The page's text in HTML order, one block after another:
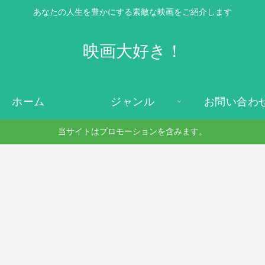
あなたの人生を豊かにする素敵な映画をご紹介します
映画大好き！
ホーム ジャンル お問い合わ
当サイトはプロモーションを含みます。